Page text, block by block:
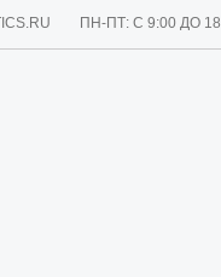
ПН-ПТ: С 9:00 ДО